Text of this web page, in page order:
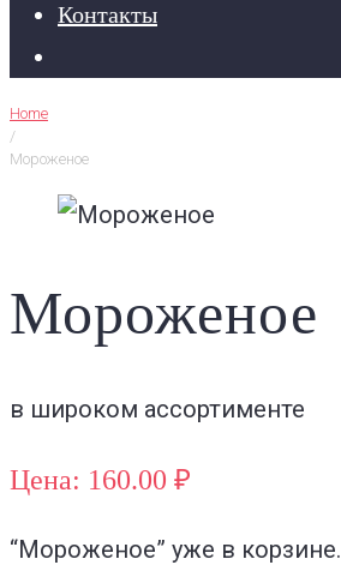
Контакты
Home
/
Мороженое
Мороженое
в широком ассортименте
Цена: 160.00 ₽
“Мороженое” уже в корзине.